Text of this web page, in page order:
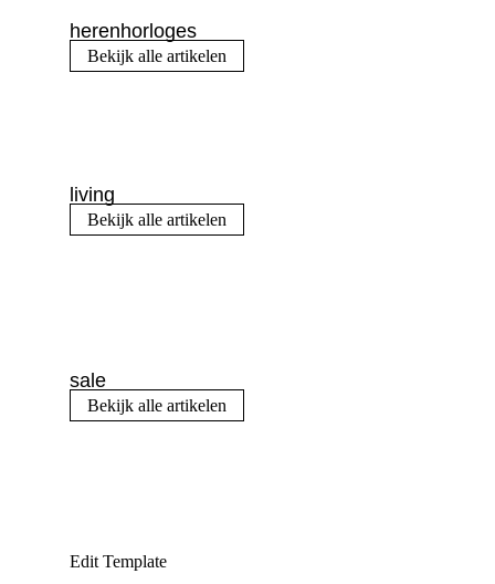
herenhorloges
Bekijk alle artikelen
living
Bekijk alle artikelen
sale
Bekijk alle artikelen
Edit Template